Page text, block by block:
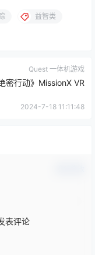
益智类
Quest 一体机游戏
密行动》MissionX VR
2024-7-18 11:11:48
表评论